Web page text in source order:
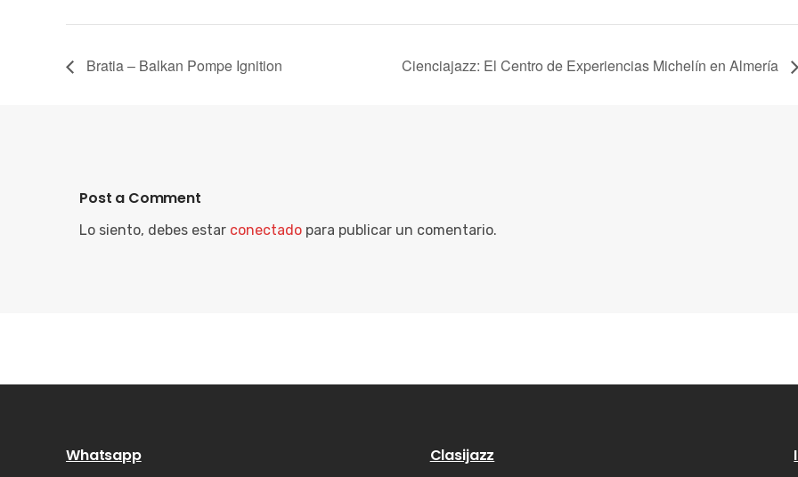
Bratia – Balkan Pompe Ignition Cienciajazz: El Centro de Experiencias Michelín en Almería
Post a Comment
Lo siento, debes estar conectado para publicar un comentario.
Whatsapp Clasijazz